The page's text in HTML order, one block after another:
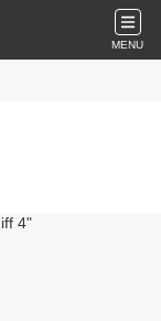
MENU